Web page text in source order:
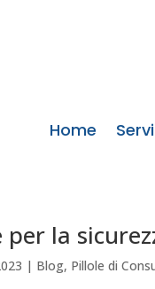
Home
la
| Blog, Pillole di